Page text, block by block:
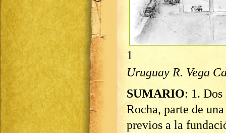
1
Uruguay R. Vega
SUMARIO: 1.
Rocha, parte de
previos a la